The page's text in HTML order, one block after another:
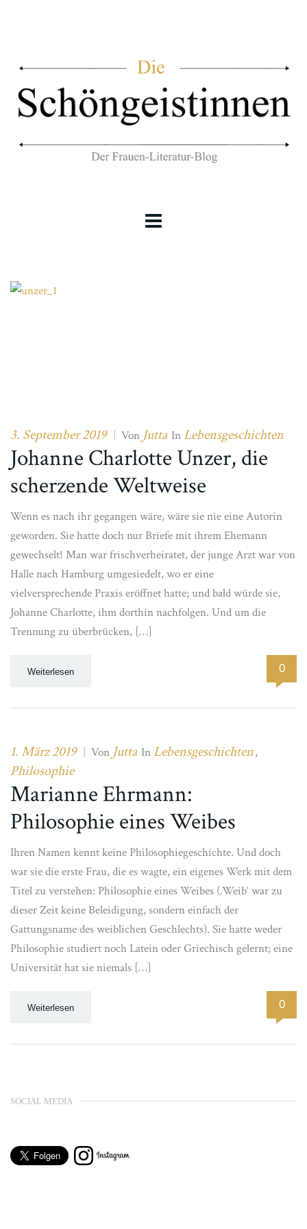
3. September 2019 Von Jutta In Lebensgeschichten
Johanne Charlotte Unzer, die
scherzende Weltweise
Wenn es nach ihr gegangen wäre, wäre sie nie eine Autorin
geworden. Sie hatte doch nur Briefe mit ihrem Ehemann
gewechselt! Man war frischverheiratet, der junge Arzt war von
Halle nach Hamburg umgesiedelt, wo er eine
vielversprechende Praxis eröffnet hatte; und bald würde sie,
Johanne Charlotte, ihm dorthin nachfolgen. Und um die
Trennung zu überbrücken, […]
Weiterlesen 0
1. März 2019 Von Jutta In Lebensgeschichten,
Philosophie
Marianne Ehrmann:
Philosophie eines Weibes
Ihren Namen kennt keine Philosophiegeschichte. Und doch
war sie die erste Frau, die es wagte, ein eigenes Werk mit dem
Titel zu verstehen: Philosophie eines Weibes (‚Weib‘ war zu
dieser Zeit keine Beleidigung, sondern einfach der
Gattungsname des weiblichen Geschlechts). Sie hatte weder
Philosophie studiert noch Latein oder Griechisch gelernt; eine
Universität hat sie niemals […]
Weiterlesen 0
SOCIAL MEDIA